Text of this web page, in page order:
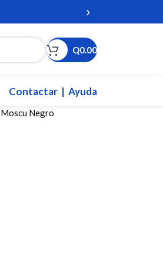
›
Q0.00
Contactar | Ayuda
Negro